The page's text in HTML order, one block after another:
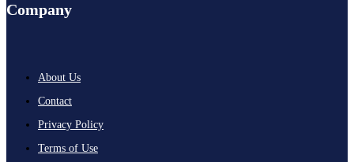
Company
About Us
Contact
Privacy Policy
Terms of Use